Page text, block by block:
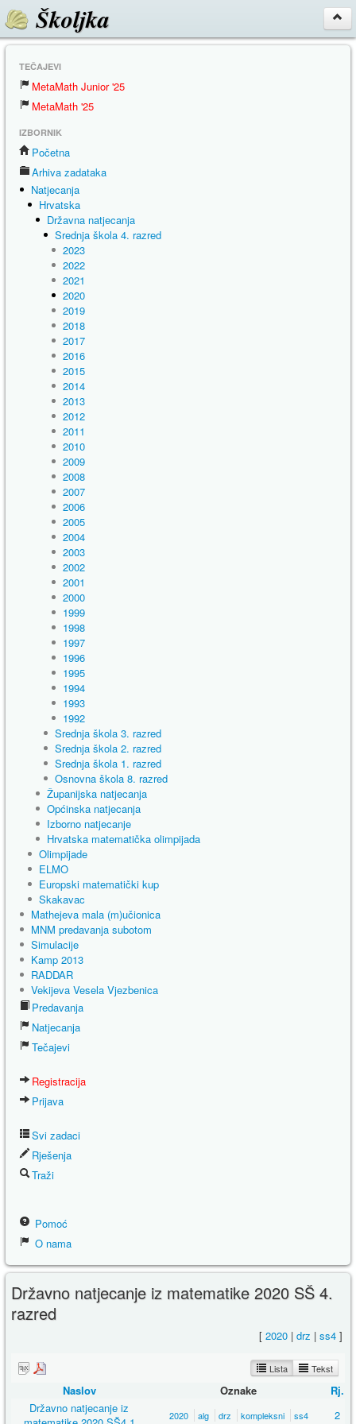
Školjka
TEČAJEVI
MetaMath Junior '25
MetaMath '25
IZBORNIK
Početna
Arhiva zadataka
Natjecanja
Hrvatska
Državna natjecanja
Srednja škola 4. razred
2023
2022
2021
2020
2019
2018
2017
2016
2015
2014
2013
2012
2011
2010
2009
2008
2007
2006
2005
2004
2003
2002
2001
2000
1999
1998
1997
1996
1995
1994
1993
1992
Srednja škola 3. razred
Srednja škola 2. razred
Srednja škola 1. razred
Osnovna škola 8. razred
Županijska natjecanja
Općinska natjecanja
Izborno natjecanje
Hrvatska matematička olimpijada
Olimpijade
ELMO
Europski matematički kup
Skakavac
Mathejeva mala (m)učionica
MNM predavanja subotom
Simulacije
Kamp 2013
RADDAR
Vekijeva Vesela Vjezbenica
Predavanja
Natjecanja
Tečajevi
Registracija
Prijava
Svi zadaci
Rješenja
Traži
Pomoć
O nama
Državno natjecanje iz matematike 2020 SŠ 4.
razred
[ 2020 | drz | ss4 ]
Lista Tekst
Naslov Oznake
Rj.
Državno natjecanje iz
2020 alg drz kompleksni ss4 2